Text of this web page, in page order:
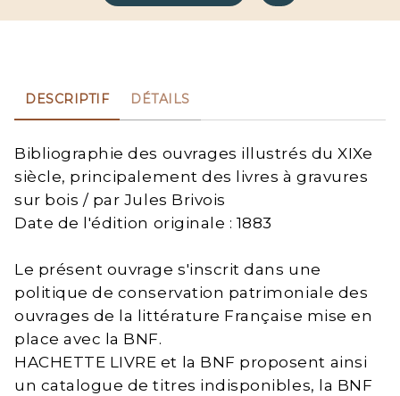
DESCRIPTIF DÉTAILS
Bibliographie des ouvrages illustrés du XIXe
siècle, principalement des livres à gravures
sur bois / par Jules Brivois
Date de l'édition originale : 1883
Le présent ouvrage s'inscrit dans une
politique de conservation patrimoniale des
ouvrages de la littérature Française mise en
place avec la BNF.
HACHETTE LIVRE et la BNF proposent ainsi
un catalogue de titres indisponibles, la BNF